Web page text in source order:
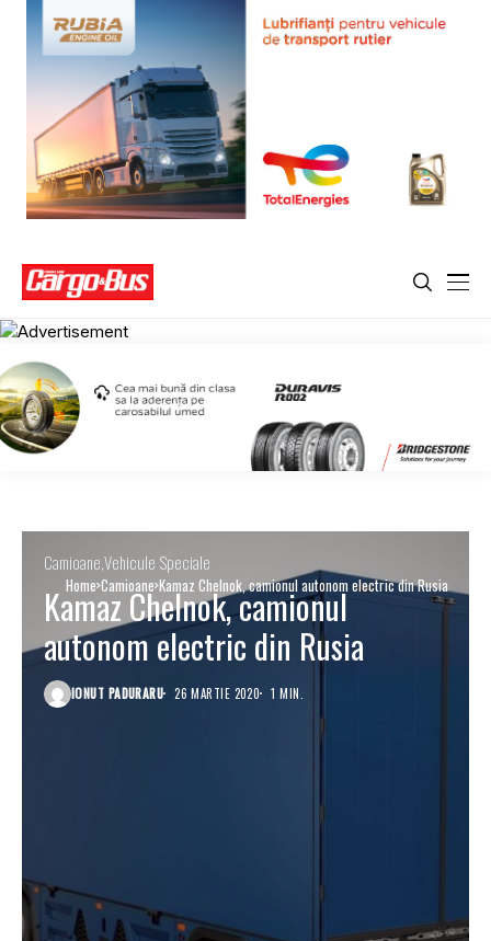
Home Camioane Kamaz Chelnok, camionul autonom electric din Rusia
CamioaneVehicule Speciale
Kamaz Chelnok, camionul
autonom electric din Rusia
IONUT PADURARU 26 MARTIE 2020 1 MIN.